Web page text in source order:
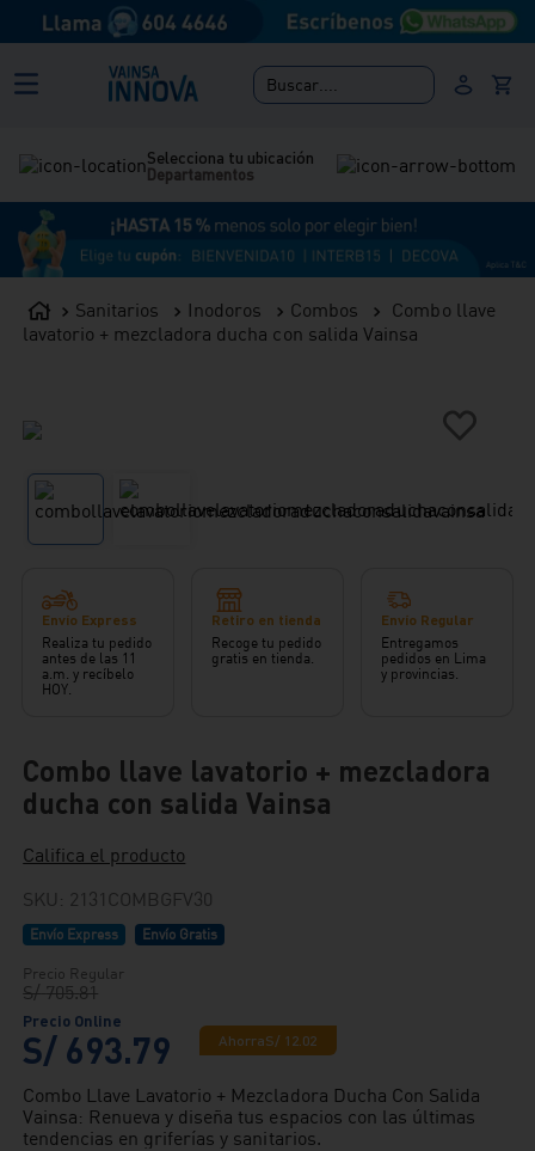
Buscar....
Selecciona tu ubicación
Departamentos
Sanitarios Inodoros Combos
Combo llave
lavatorio + mezcladora ducha con salida Vainsa
Envío Express
Realiza tu pedido
antes de las 11
a.m. y recíbelo
HOY.
Retiro en tienda
Recoge tu pedido
gratis en tienda.
Envío Regular
Entregamos
pedidos en Lima
y provincias.
Combo llave lavatorio + mezcladora
ducha con salida Vainsa
Califica el producto
SKU : 2131COMBGFV30
Envío Express Envío Gratis
S/ 705.81
S/ 693.79 AhorraS/ 12.02
Combo Llave Lavatorio + Mezcladora Ducha Con Salida
Vainsa: Renueva y diseña tus espacios con las últimas
tendencias en griferías y sanitarios.